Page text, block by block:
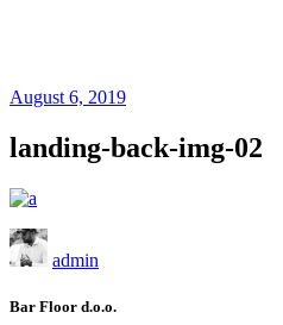
August 6, 2019
landing-back-img-02
admin
Bar Floor d.o.o.